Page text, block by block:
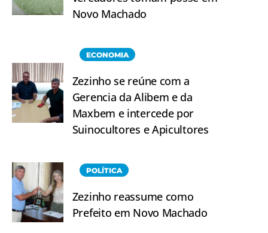
Novo Machado
ECONOMIA
Zezinho se reúne com a
Gerencia da Alibem e da
Maxbem e intercede por
Suinocultores e Apicultores
POLÍTICA
Zezinho reassume como
Prefeito em Novo Machado